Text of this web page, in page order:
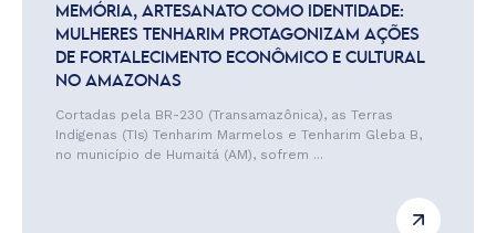
MEMÓRIA, ARTESANATO COMO IDENTIDADE:
MULHERES TENHARIM PROTAGONIZAM AÇÕES
DE FORTALECIMENTO ECONÔMICO E CULTURAL
NO AMAZONAS
Cortadas pela BR-230 (Transamazônica), as Terras
Indígenas (TIs) Tenharim Marmelos e Tenharim Gleba B,
no município de Humaitá (AM), sofrem ...